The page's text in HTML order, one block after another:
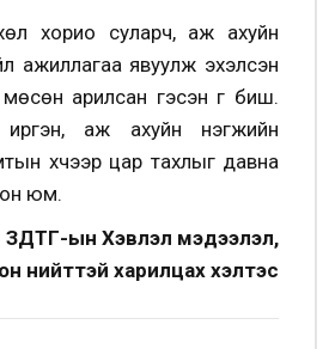
хорио суларч, аж ахуйн
ажиллагаа явуулж эхэлсэн
арилсан гэсэн үг биш.
аж ахуйн нэгжийн
хүчээр цар тахлыг давна
юм.
ЗДТГ-ын Хэвлэл мэдээлэл,
нийттэй харилцах хэлтэс